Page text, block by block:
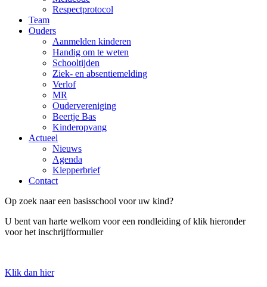
Respectprotocol
Team
Ouders
Aanmelden kinderen
Handig om te weten
Schooltijden
Ziek- en absentiemelding
Verlof
MR
Oudervereniging
Beertje Bas
Kinderopvang
Actueel
Nieuws
Agenda
Klepperbrief
Contact
Op zoek naar een basisschool voor uw kind?
U bent van harte welkom voor een rondleiding of klik hieronder
voor het inschrijfformulier
Klik dan hier